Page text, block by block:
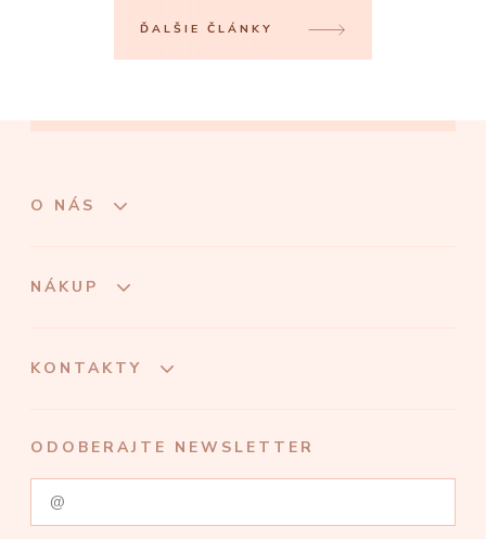
ĎALŠIE ČLÁNKY
O NÁS
NÁKUP
KONTAKTY
ODOBERAJTE NEWSLETTER